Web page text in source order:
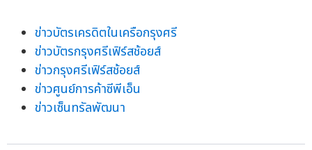
ข่าวบัตรเครดิตในเครือกรุงศรี
ข่าวบัตรกรุงศรีเฟิร์สช้อยส์
ข่าวกรุงศรีเฟิร์สช้อยส์
ข่าวศูนย์การค้าซีพีเอ็น
ข่าวเซ็นทรัลพัฒนา